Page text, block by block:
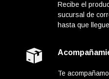
Recibe el
sucursal de
hasta que
Te